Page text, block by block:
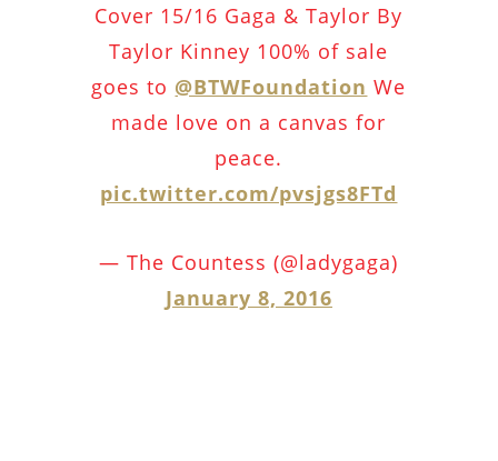
Cover 15/16 Gaga & Taylor By
Taylor Kinney 100% of sale
goes to @BTWFoundation We
made love on a canvas for
peace.
pic.twitter.com/pvsjgs8FTd
— The Countess (@ladygaga)
January 8, 2016